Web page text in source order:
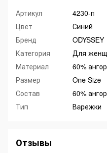
Артикул
4230-п
Цвет
Синий
Бренд
ODYSSEY
Категория
Для
Материал
60%
Размер
One Size
Состав
60%
Тип
Варежки
Отзывы